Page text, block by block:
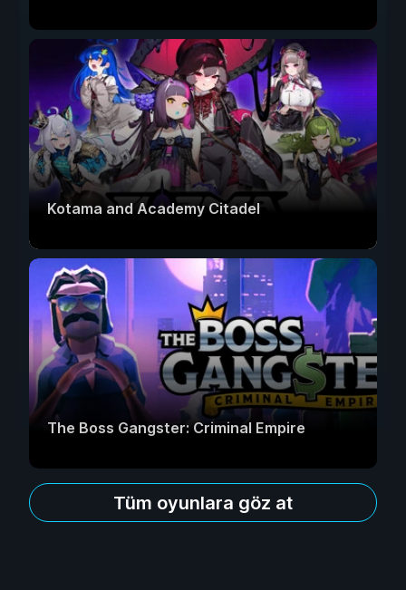
Kotama and Academy Citadel
The Boss Gangster: Criminal Empire
Tüm oyunlara göz at